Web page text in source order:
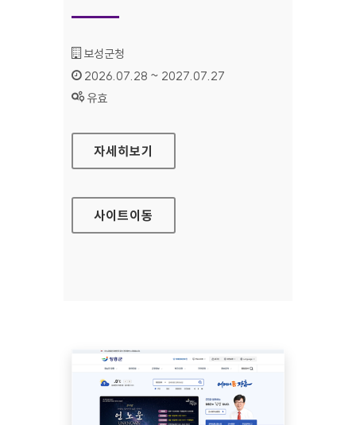
기관명 :
보성군청
인증기간 :
2026.07.28 ~ 2027.07.27
상태 :
유효
보성군청
자세히보기
사이트이동